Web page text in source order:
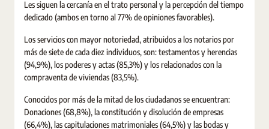
Les siguen la cercanía en el trato personal y la percepción del tiempo
dedicado (ambos en torno al 77% de opiniones favorables).
Los servicios con mayor notoriedad, atribuidos a los notarios por
más de siete de cada diez individuos, son: testamentos y herencias
(94,9%), los poderes y actas (85,3%) y los relacionados con la
compraventa de viviendas (83,5%).
Conocidos por más de la mitad de los ciudadanos se encuentran:
Donaciones (68,8%), la constitución y disolución de empresas
(66,4%), las capitulaciones matrimoniales (64,5%) y las bodas y